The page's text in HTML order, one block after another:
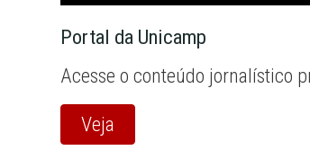
Portal da Unicamp
Acesse o conteúdo jornalístico
Veja